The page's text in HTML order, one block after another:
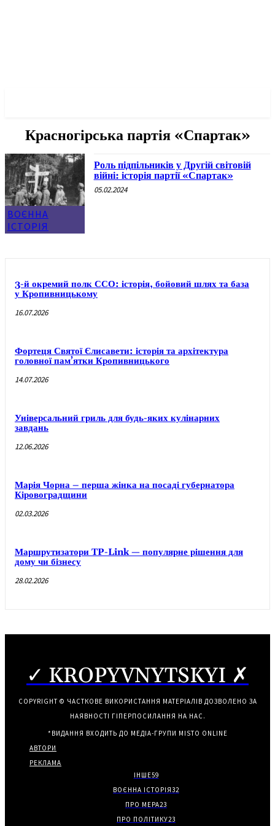
Красногірська партія «Спартак»
ВОЄННА
ІСТОРІЯ
Роль підпільників у Другій світовій
війні: історія партії «Спартак»
05.02.2024
3-й окремий полк ССО: історія, бойовий шлях та база
у Кропивницькому
16.07.2026
Фортеця Святої Єлисавети: історія та архітектура
головної пам’ятки Кропивницького
14.07.2026
Універсальний гриль для будь-яких кулінарних
завдань
12.06.2026
Марія Чорна – перша жінка на посаді губернатора
Кіровоградщини
02.03.2026
Маршрутизатори TP-Link — популярне рішення для
дому чи бізнесу
28.02.2026
✓ KROPYVNYTSKYI ✗
COPYRIGHT © ЧАСТКОВЕ ВИКОРИСТАННЯ МАТЕРІАЛІВ ДОЗВОЛЕНО ЗА
НАЯВНОСТІ ГІПЕРПОСИЛАННЯ НА НАС.
*ВИДАННЯ ВХОДИТЬ ДО МЕДІА-ГРУПИ MISTO ONLINE
АВТОРИ
РЕКЛАМА
ІНШЕ59
ВОЄННА ІСТОРІЯ32
ПРО МЕРА23
ПРО ПОЛІТИКУ23